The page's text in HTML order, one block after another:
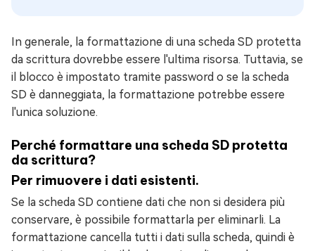
In generale, la formattazione di una scheda SD protetta
da scrittura dovrebbe essere l'ultima risorsa. Tuttavia, se
il blocco è impostato tramite password o se la scheda
SD è danneggiata, la formattazione potrebbe essere
l'unica soluzione.
Perché formattare una scheda SD protetta
da scrittura?
Per rimuovere i dati esistenti.
Se la scheda SD contiene dati che non si desidera più
conservare, è possibile formattarla per eliminarli. La
formattazione cancella tutti i dati sulla scheda, quindi è